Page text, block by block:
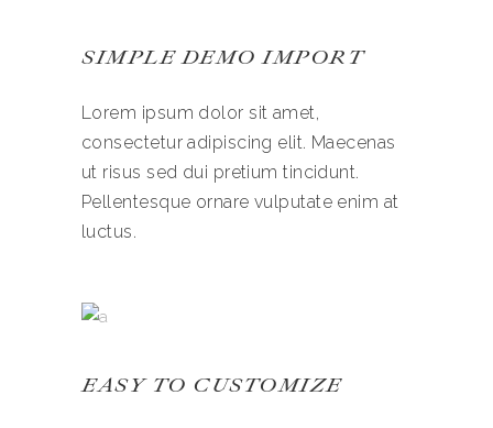
SIMPLE DEMO IMPORT
Lorem ipsum dolor sit amet,
consectetur adipiscing elit. Maecenas
ut risus sed dui pretium tincidunt.
Pellentesque ornare vulputate enim at
luctus.
EASY TO CUSTOMIZE